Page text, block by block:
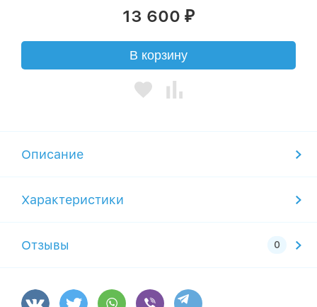
13 600 ₽
В корзину
Описание
Характеристики
Отзывы